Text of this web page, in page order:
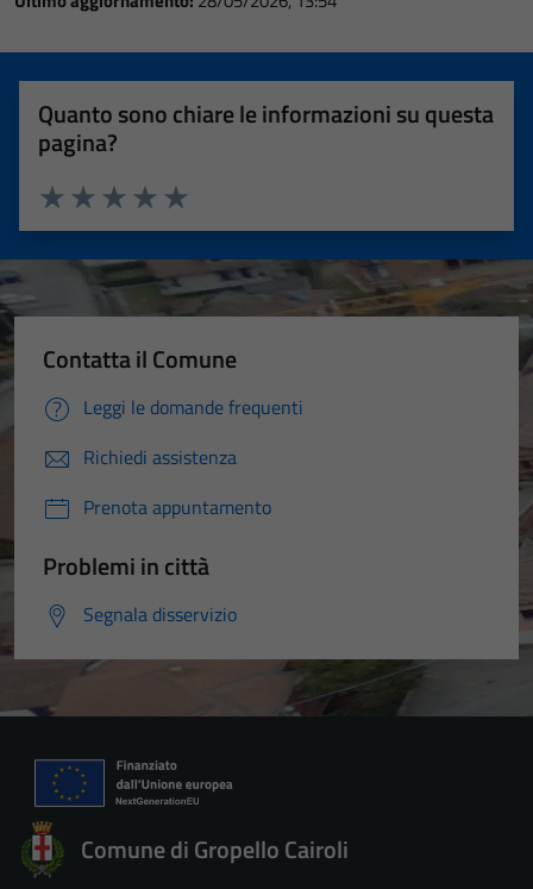
Quanto sono chiare le informazioni su questa
pagina?
Valuta 5 stelle su 5
Valuta 4 stelle su 5
Valuta 3 stelle su 5
Valuta 2 stelle su 5
Valuta 1 stelle su 5
Contatta il Comune
Leggi le domande frequenti
Richiedi assistenza
Prenota appuntamento
Problemi in città
Segnala disservizio
Comune di Gropello Cairoli